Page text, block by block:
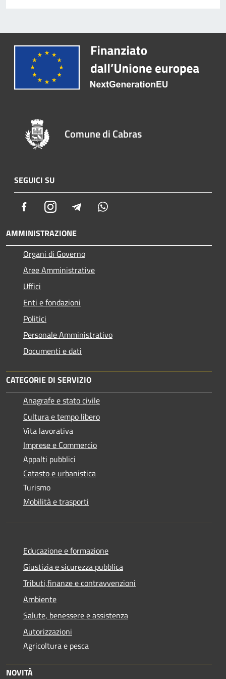
Comune di Cabras
SEGUICI SU
FacebookInstagram Telegram
AMMINISTRAZIONE
Organi di Governo
Aree Amministrative
Uffici
Enti e fondazioni
Politici
Personale Amministrativo
Documenti e dati
CATEGORIE DI SERVIZIO
Anagrafe e stato civile
Cultura e tempo libero
Vita lavorativa
Imprese e Commercio
Appalti pubblici
Catasto e urbanistica
Turismo
Mobilità e trasporti
Educazione e formazione
Giustizia e sicurezza pubblica
Tributi,finanze e contravvenzioni
Ambiente
Salute, benessere e assistenza
Autorizzazioni
Agricoltura e pesca
NOVITÀ